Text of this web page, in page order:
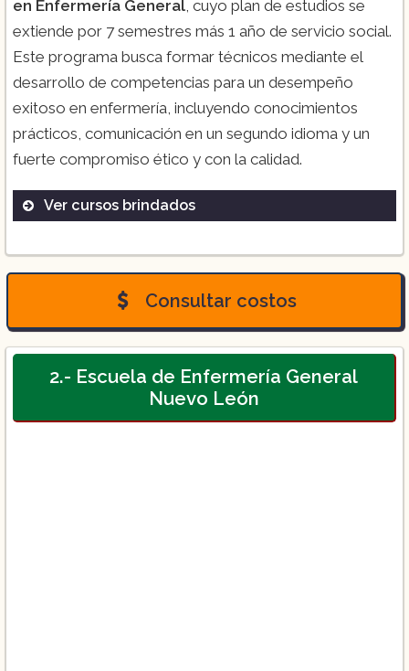
en Enfermería General , cuyo plan de estudios se
extiende por 7 semestres más 1 año de servicio social.
Este programa busca formar técnicos mediante el
desarrollo de competencias para un desempeño
exitoso en enfermería, incluyendo conocimientos
prácticos, comunicación en un segundo idioma y un
fuerte compromiso ético y con la calidad​.
Ver cursos brindados
Bachillerato Técnico en Enfermería
Enfoque teórico-práctico
Aprendizaje colaborativo
Programas de vinculación con centros de
Consultar costos
2.- Escuela de Enfermería General
Nuevo León